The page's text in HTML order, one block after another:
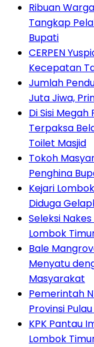
Ribuan
Tangkap
Bupati
CERPEN
Kecepatan
Jumlah
Juta Jiwa,
Di Sisi Megah
Terpaksa
Toilet Masjid
Tokoh
Penghina
Kejari
Diduga
Seleksi
Lombok
Bale
Menyatu
Masyarakat
Pemerintah
Provinsi
KPK Pantau
Lombok